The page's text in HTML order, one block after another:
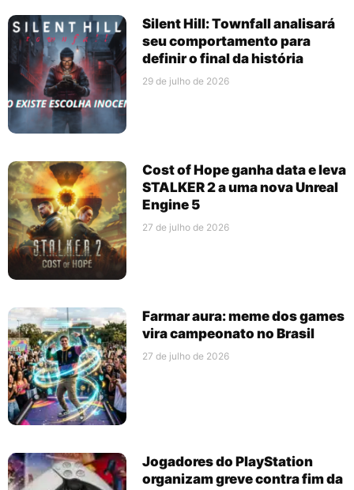
Silent Hill: Townfall analisará
seu comportamento para
definir o final da história
29 de julho de 2026
Cost of Hope ganha data e leva
STALKER 2 a uma nova Unreal
Engine 5
27 de julho de 2026
Farmar aura: meme dos games
vira campeonato no Brasil
27 de julho de 2026
Jogadores do PlayStation
organizam greve contra fim da